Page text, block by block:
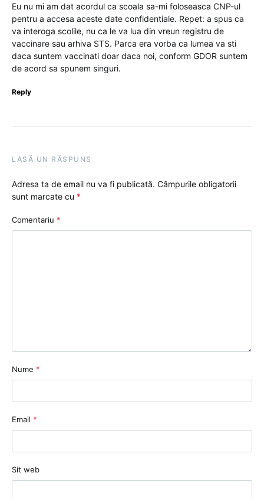
Eu nu mi am dat acordul ca scoala sa-mi foloseasca CNP-ul
pentru a accesa aceste date confidentiale. Repet: a spus ca
va interoga scolile, nu ca le va lua din vreun registru de
vaccinare sau arhiva STS. Parca era vorba ca lumea va sti
daca suntem vaccinati doar daca noi, conform GDOR suntem
de acord sa spunem singuri.
Reply
LASĂ UN RĂSPUNS
Adresa ta de email nu va fi publicată. Câmpurile obligatorii
sunt marcate cu *
Comentariu *
Nume *
Email *
Sit web